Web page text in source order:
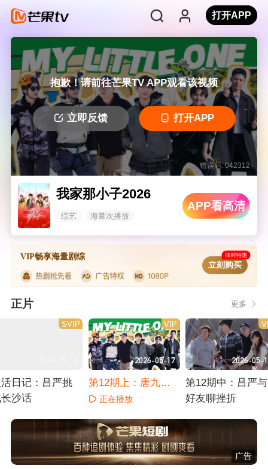
打开APP
抱歉！请前往芒果TV APP观看该视频
立即反馈 打开APP
错误码: 042312
我家那小子2026
综艺 海量次播放
APP看高清
VIP畅享海量剧综 限时特惠
立刻购买
正片 更多
2026-05-16
SVIP
日记：吕严挑
沙话
2026-05-17
VIP
第12期上：唐九洲
带娃超有招
正在播放
2026-05-
第12期中：吕严与
好友聊挫折
广告